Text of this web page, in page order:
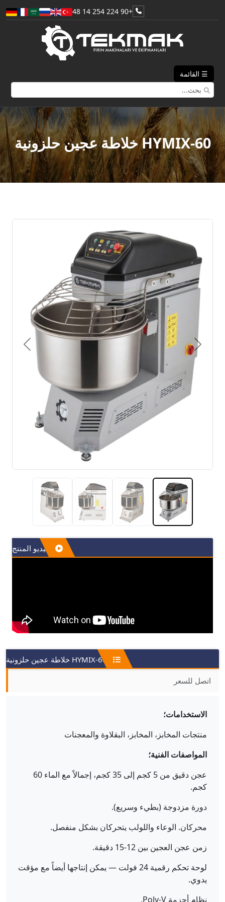
+90 224 254 14 48
☰ القائمة
HYMIX-60 خلاطة عجين حلزونية
فيديو المنتج
HYMIX-60 خلاطة عجين حلزونية
اتصل للسعر
الاستخدامات؛
منتجات المخابز، المخابز، البقلاوة والمعجنات
المواصفات الفنية؛
عجن دقيق من 5 كجم إلى 35 كجم، إجمالاً مع الماء 60
كجم.
دورة مزدوجة (بطيء وسريع).
محركان. الوعاء واللولب يتحركان بشكل منفصل.
زمن عجن العجين بين 12-15 دقيقة.
لوحة تحكم رقمية 24 فولت — يمكن إنتاجها أيضاً مع مؤقت
يدوي.
نظام أحزمة Poly-V.